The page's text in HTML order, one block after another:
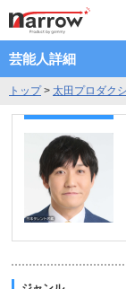
芸能人詳細
トップ> 太田プロダク